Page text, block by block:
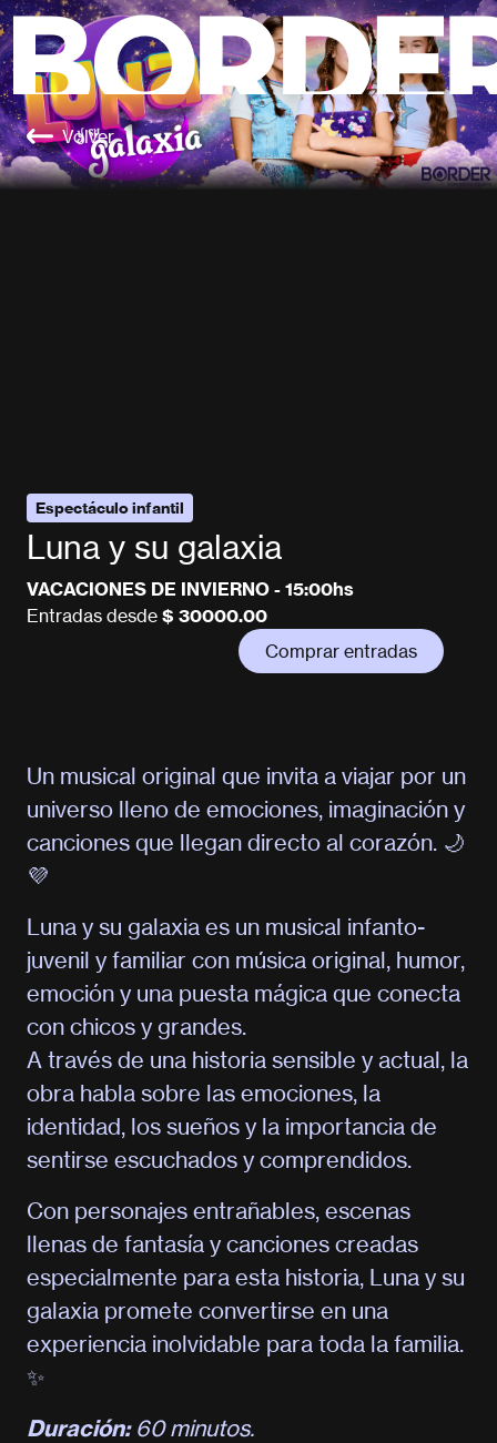
Volver
Espectáculo infantil
Luna y su galaxia
VACACIONES DE INVIERNO - 15:00hs
Entradas desde $ 30000.00
Comprar entradas
Un musical original que invita a viajar por un
universo lleno de emociones, imaginación y
canciones que llegan directo al corazón. 🌙
💜
Luna y su galaxia es un musical infanto-
juvenil y familiar con música original, humor,
emoción y una puesta mágica que conecta
con chicos y grandes.
A través de una historia sensible y actual, la
obra habla sobre las emociones, la
identidad, los sueños y la importancia de
sentirse escuchados y comprendidos.
Con personajes entrañables, escenas
llenas de fantasía y canciones creadas
especialmente para esta historia, Luna y su
galaxia promete convertirse en una
experiencia inolvidable para toda la familia.
✨
Duración:60 minutos.